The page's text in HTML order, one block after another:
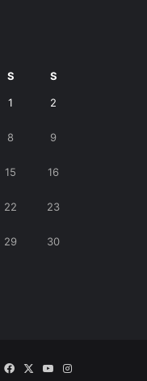
S S
1 2
8 9
15 16
22 23
29 30
Facebook
X YouTubeInstagram